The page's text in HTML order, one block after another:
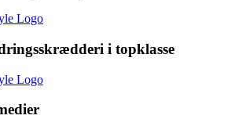
i topklasse